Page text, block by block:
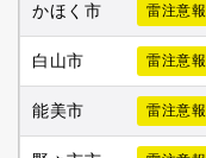
かほく市 雷注意報
白山市 雷注意報
能美市 雷注意報